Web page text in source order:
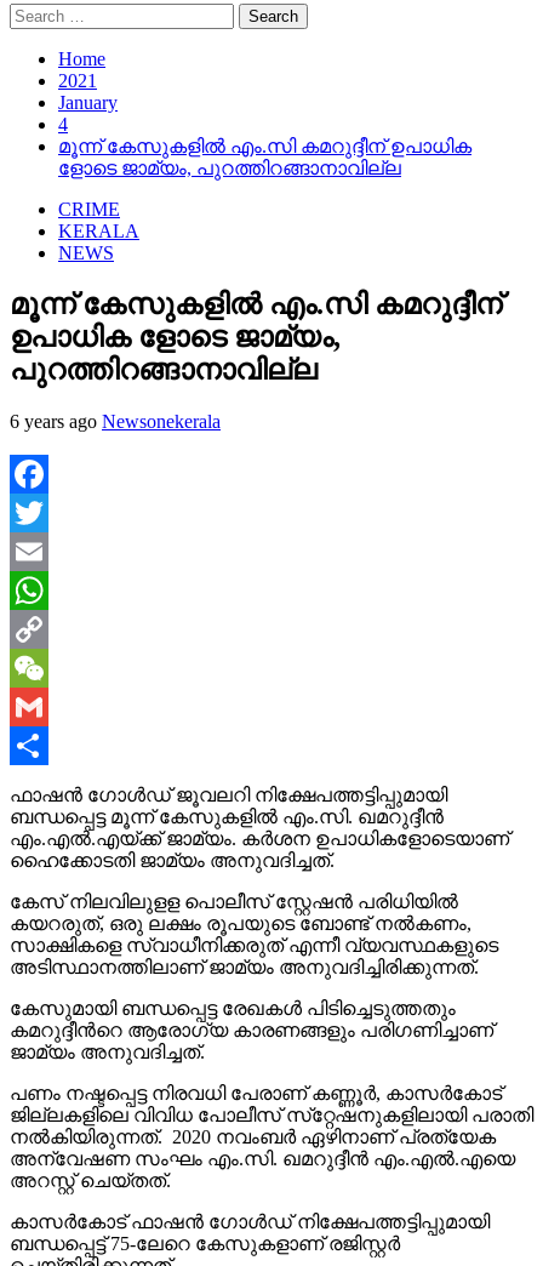
Search
for:
Home
2021
January
4
മൂന്ന് കേസുകളിൽ എം.സി കമറുദ്ദീന് ഉപാധിക
ളോടെ ജാമ്യം, പുറത്തിറങ്ങാനാവില്ല
CRIME
KERALA
NEWS
മൂന്ന് കേസുകളിൽ എം.സി കമറുദ്ദീന്
ഉപാധിക ളോടെ ജാമ്യം,
പുറത്തിറങ്ങാനാവില്ല
6 years ago Newsonekerala
Facebook
Twitter
Email
WhatsApp
Copy
Link
WeChat
Gmail
ഫാഷന്‍ ഗോള്‍ഡ് ജൂവലറി നിക്ഷേപത്തട്ടിപ്പുമായി
ബന്ധപ്പെട്ട മൂന്ന് കേസുകളില്‍ എം.സി. ഖമറുദ്ദീന്‍
എം.എല്‍.എയ്ക്ക് ജാമ്യം. കര്‍ശന ഉപാധികളോടെയാണ്
ഹൈക്കോടതി ജാമ്യം അനുവദിച്ചത്.
കേസ് നിലവിലുളള പൊലീസ് സ്റ്റേഷൻ പരിധിയിൽ
കയറരുത്, ഒരു ലക്ഷം രൂപയുടെ ബോണ്ട് നൽകണം,
സാക്ഷികളെ സ്വാധീനിക്കരുത് എന്നീ വ്യവസ്ഥകളുടെ
അടിസ്ഥാനത്തിലാണ് ജാമ്യം അനുവദിച്ചിരിക്കുന്നത്.
കേസുമായി ബന്ധപ്പെട്ട രേഖകൾ പിടിച്ചെടുത്തതും
കമറുദ്ദീന്‍റെ ആരോഗ്യ കാരണങ്ങളും പരിഗണിച്ചാണ്
ജാമ്യം അനുവദിച്ചത്.
പണം നഷ്ടപ്പെട്ട നിരവധി പേരാണ് കണ്ണൂര്‍, കാസര്‍കോട്
ജില്ലകളിലെ വിവിധ പോലീസ് സ്‌റ്റേഷനുകളിലായി പരാതി
നല്‍കിയിരുന്നത്. 2020 നവംബര്‍ ഏഴിനാണ് പ്രത്യേക
അന്വേഷണ സംഘം എം.സി. ഖമറുദ്ദീന്‍ എം.എല്‍.എയെ
അറസ്റ്റ് ചെയ്തത്.
കാസര്‍കോട് ഫാഷന്‍ ഗോള്‍ഡ് നിക്ഷേപത്തട്ടിപ്പുമായി
ബന്ധപ്പെട്ട് 75-ലേറെ കേസുകളാണ് രജിസ്റ്റര്‍